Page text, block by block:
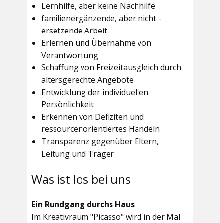
Lernhilfe, aber keine Nachhilfe
familienergänzende, aber nicht -
ersetzende Arbeit
Erlernen und Übernahme von
Verantwortung
Schaffung von Freizeitausgleich durch
altersgerechte Angebote
Entwicklung der individuellen
Persönlichkeit
Erkennen von Defiziten und
ressourcenorientiertes Handeln
Transparenz gegenüber Eltern,
Leitung und Träger
Was ist los bei uns
Ein Rundgang durchs Haus
Im Kreativraum "Picasso" wird in der Mal